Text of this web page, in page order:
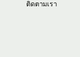
ติดตามเรา